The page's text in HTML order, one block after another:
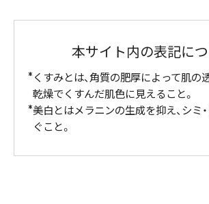
本サイト内の表記につ
くすみとは、角質の肥厚によって肌の
乾燥でくすんだ肌色に見えること。
美白とはメラニンの生成を抑え、シミ
ぐこと。